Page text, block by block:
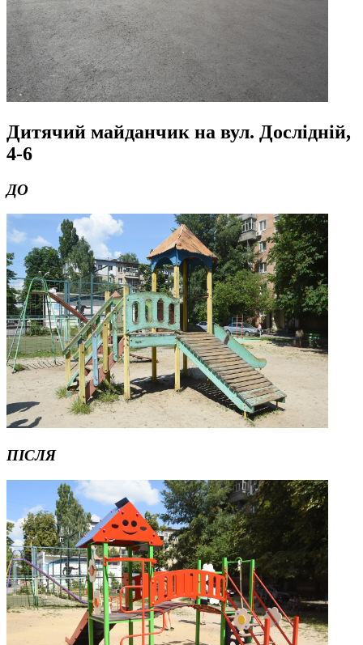
Дитячий майданчик на вул. Дослідній,
4-6
ДО
ПІСЛЯ